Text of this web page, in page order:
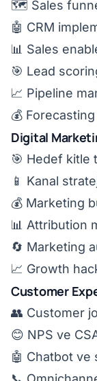
🗺️ Sales
🤖 CRM
📊 Sales
🎯 Lead
📈 Pipeline
💰
Digital
🎯 Hedef kitle
📱 Kanal
💰 Marketing
📊 Attribution
🔄 Marketing
📈 Growth
Customer
👥 Customer
😊 NPS ve
🤖 Chatbot ve